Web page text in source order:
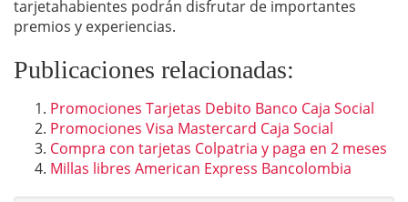
tarjetahabientes podrán disfrutar de importantes
premios y experiencias.
Publicaciones relacionadas:
Promociones Tarjetas Debito Banco Caja Social
Promociones Visa Mastercard Caja Social
Compra con tarjetas Colpatria y paga en 2 meses
Millas libres American Express Bancolombia